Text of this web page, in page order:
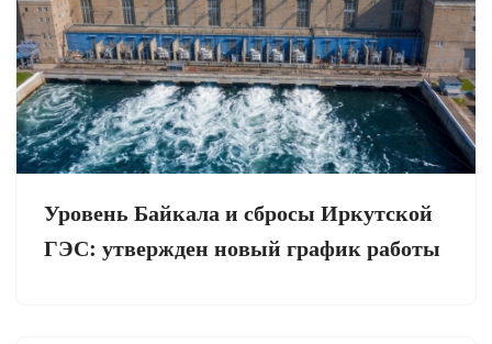
Уровень Байкала и сбросы Иркутской
ГЭС: утвержден новый график работы